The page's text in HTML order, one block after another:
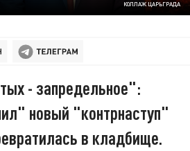
КОЛЛАЖ ЦАРЬГРАДА
- запредельное":
новый "контрнаступ"
в кладбище.